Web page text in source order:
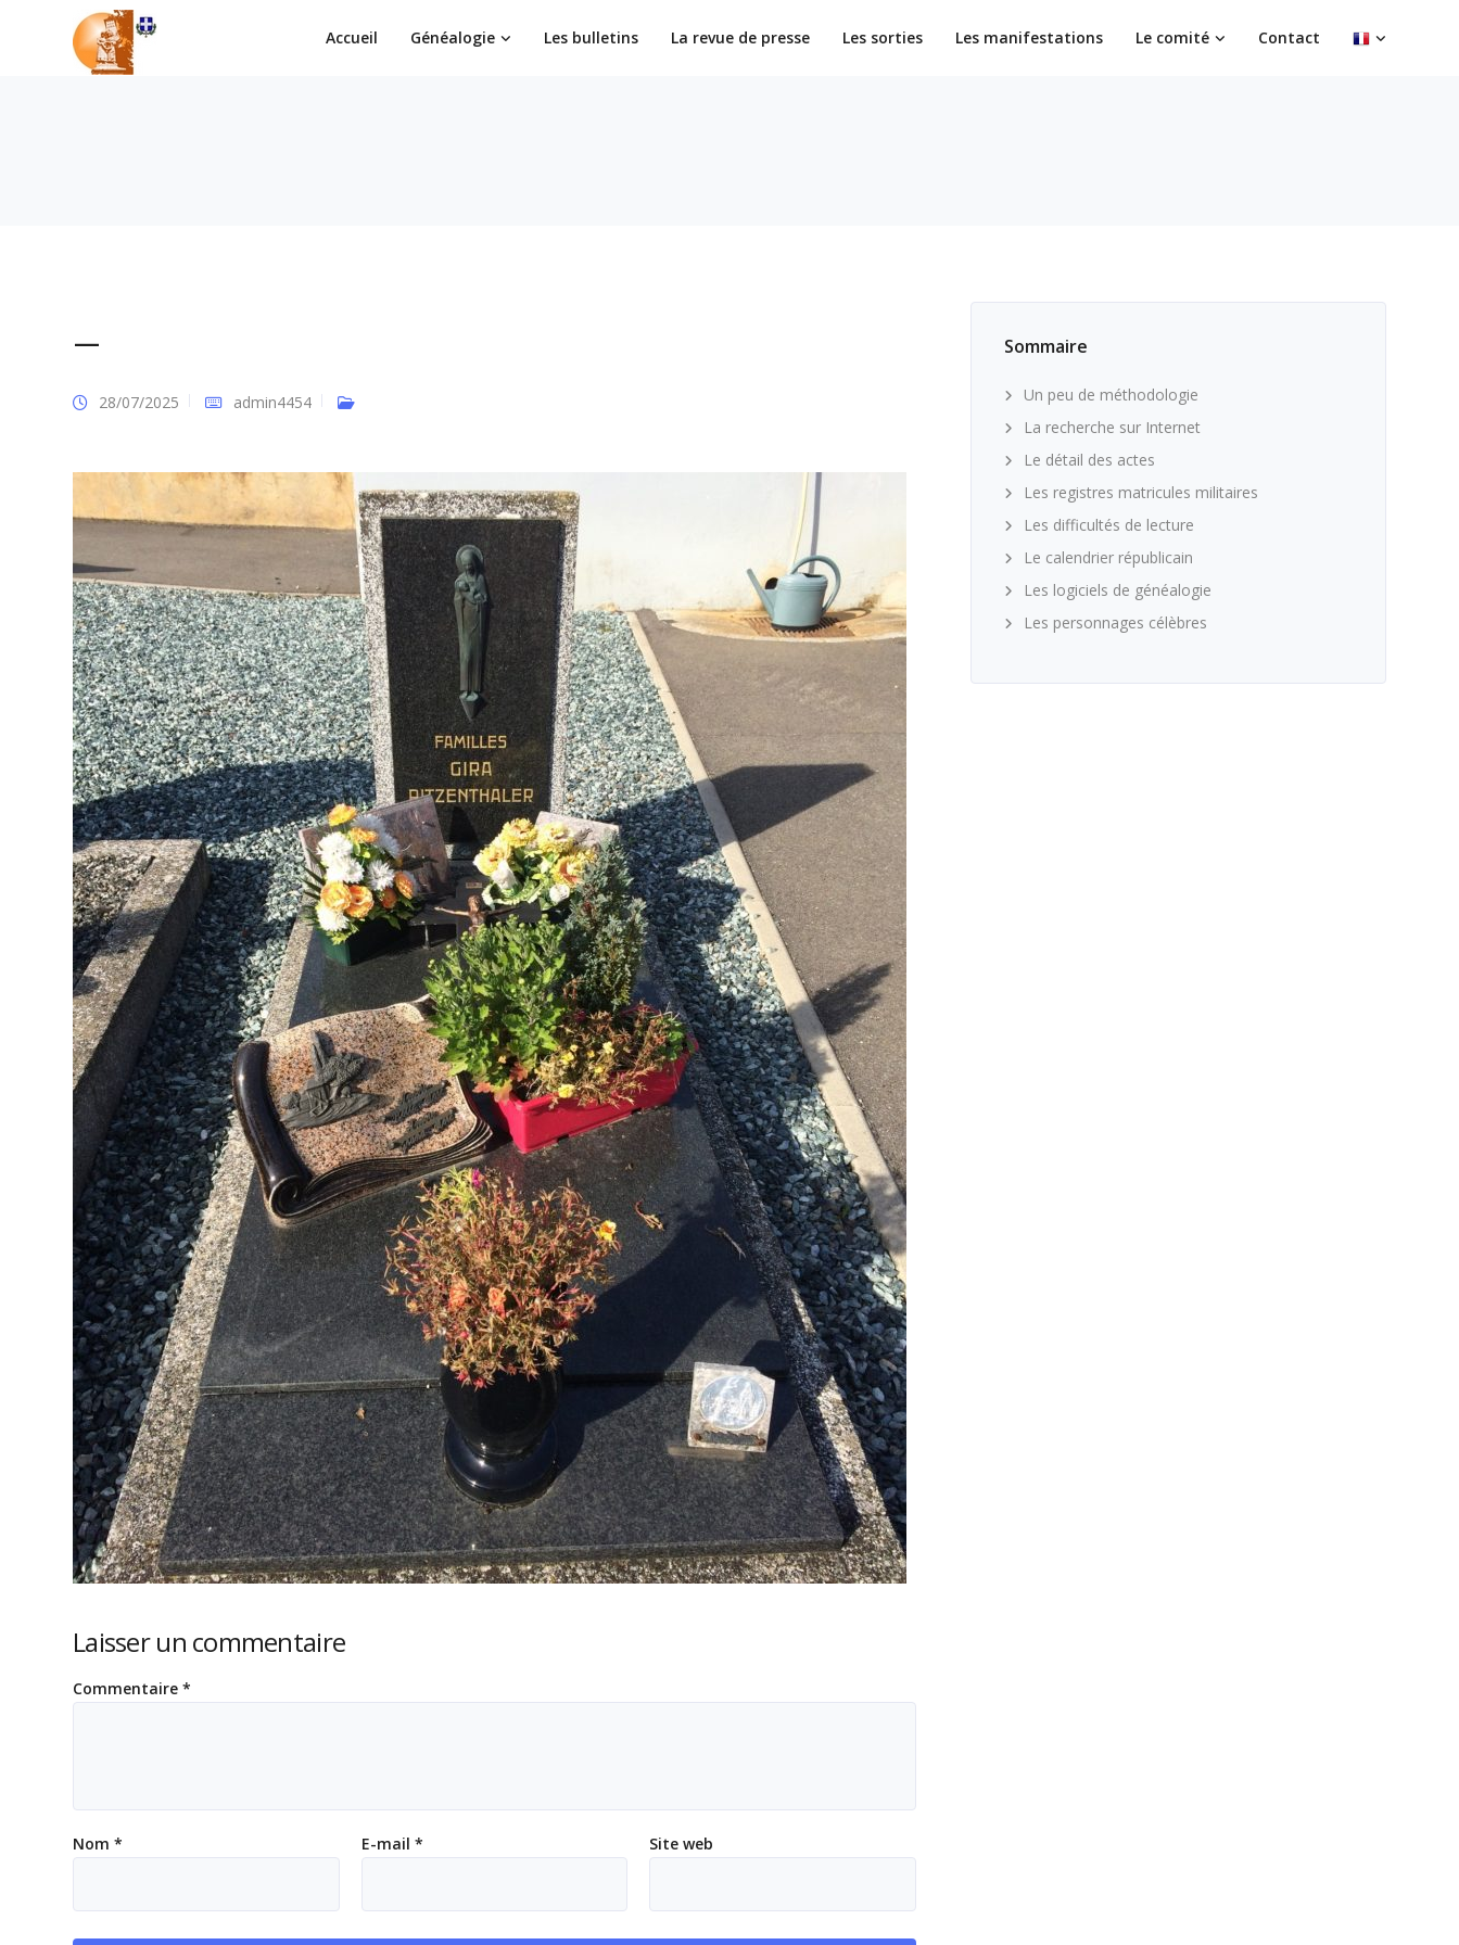
Accueil Généalogie Les bulletins La revue de presse Les sorties Les manifestations Le comité Contact
–
28/07/2025 admin4454
Laisser un commentaire
Commentaire *
Nom * E-mail * Site web
Sommaire
Un peu de méthodologie
La recherche sur Internet
Le détail des actes
Les registres matricules militaires
Les difficultés de lecture
Le calendrier républicain
Les logiciels de généalogie
Les personnages célèbres